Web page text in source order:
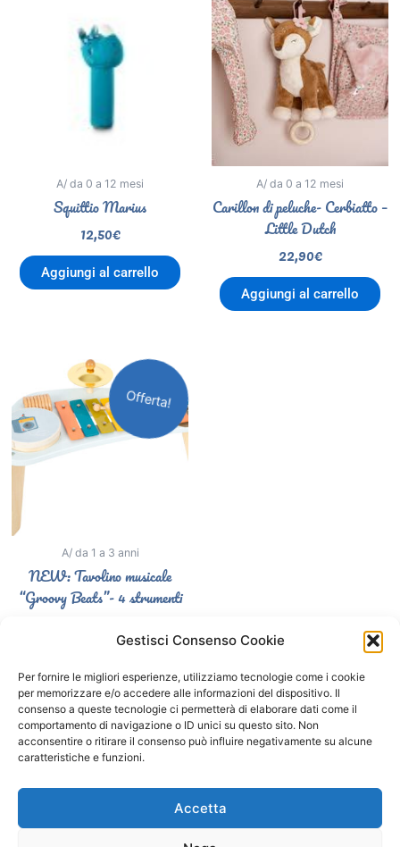
Gestisci Consenso Cookie
Per fornire le migliori esperienze, utilizziamo tecnologie come i cookie
per memorizzare e/o accedere alle informazioni del dispositivo. Il
consenso a queste tecnologie ci permetterà di elaborare dati come il
comportamento di navigazione o ID unici su questo sito. Non
acconsentire o ritirare il consenso può influire negativamente su alcune
caratteristiche e funzioni.
Accetta
A/ da 0 a 12 mesi
Squittio Marius
12,50€
Aggiungi al carrello
A/ da 0 a 12 mesi
Carillon di peluche- Cerbiatto –
Little Dutch
22,90€
Aggiungi al carrello
Offerta!
A/ da 1 a 3 anni
NEW: Tavolino musicale
“Groovy Beats”- 4 strumenti
Il
prezzo
originale
era:
49,90€.
Il
prezzo
attuale
44,90€.
Segui il Gatto Blu sui social
a
c
e
n
s
t